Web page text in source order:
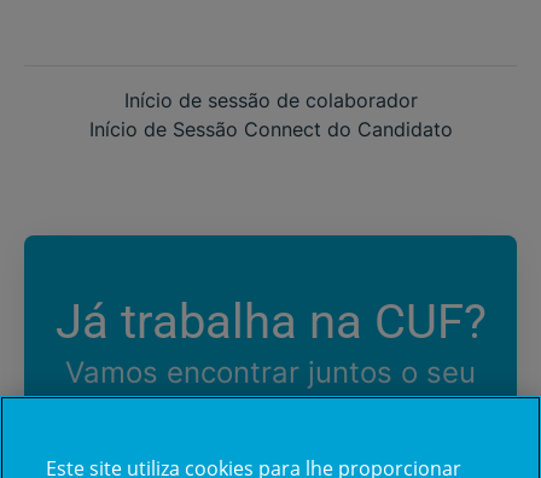
Início de sessão de colaborador
Início de Sessão Connect do Candidato
Já trabalha na CUF?
Vamos encontrar juntos o seu
Este site utiliza cookies para lhe proporcionar